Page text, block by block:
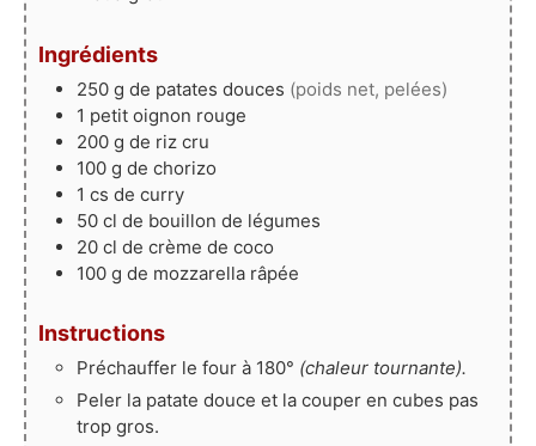
Ingrédients
250 g de patates douces (poids net, pelées)
1 petit oignon rouge
200 g de riz cru
100 g de chorizo
1 cs de curry
50 cl de bouillon de légumes
20 cl de crème de coco
100 g de mozzarella râpée
Instructions
Préchauffer le four à 180° (chaleur tournante).
Peler la patate douce et la couper en cubes pas
trop gros.